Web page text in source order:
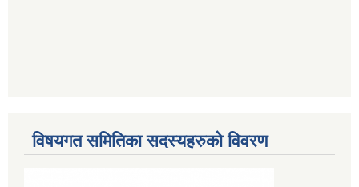
विषयगत समितिका सदस्यहरुको विवरण